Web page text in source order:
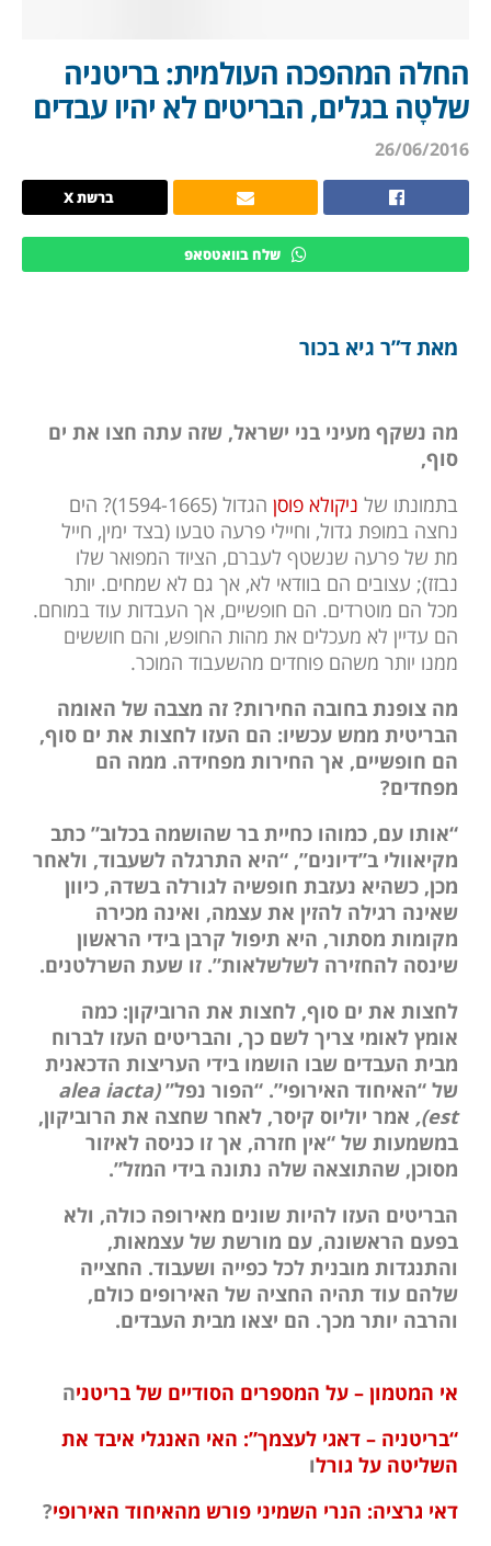
החלה המהפכה העולמית: בריטניה
שלטָה בגלים, הבריטים לא יהיו עבדים
26/06/2016
ברשת X
שלח בוואטסאפ
מאת ד”ר גיא בכור
מה נשקף מעיני בני ישראל, שזה עתה חצו את ים
סוף,
בתמונתו של ניקולא פוסן
הגדול (1594-1665)? הים
נחצה במופת גדול, וחיילי פרעה טבעו (בצד ימין, חייל
מת של פרעה שנשטף לעברם, הציוד המפואר שלו
נבזז); עצובים הם בוודאי לא, אך גם לא שמחים. יותר
מכל הם מוטרדים. הם חופשיים, אך העבדות עוד במוחם.
הם עדיין לא מעכלים את מהות החופש, והם חוששים
ממנו יותר משהם פוחדים מהשעבוד המוכר.
מה צופנת בחובה החירות? זה מצבה של האומה
הבריטית ממש עכשיו: הם העזו לחצות את ים סוף,
הם חופשיים, אך החירות מפחידה. ממה הם
מפחדים?
“אותו עם, כמוהו כחיית בר שהושמה בכלוב” כתב
מקיאוולי ב”דיונים”, “היא התרגלה לשעבוד, ולאחר
מכן, כשהיא נעזבת חופשיה לגורלה בשדה, כיוון
שאינה רגילה להזין את עצמה, ואינה מכירה
מקומות מסתור, היא תיפול קרבן בידי הראשון
שינסה להחזירה לשלשלאות”. זו שעת השרלטנים.
לחצות את ים סוף, לחצות את הרוביקון: כמה
אומץ לאומי צריך לשם כך, והבריטים העזו לברוח
מבית העבדים שבו הושמו בידי העריצות הדכאנית
של “האיחוד האירופי”. “הפור נפל” (alea iacta
est),
אמר יוליוס קיסר, לאחר שחצה את הרוביקון,
במשמעות של “אין חזרה, אך זו כניסה לאיזור
מסוכן, שהתוצאה שלה נתונה בידי המזל”.
הבריטים העזו להיות שונים מאירופה כולה, ולא
בפעם הראשונה, עם מורשת של עצמאות,
והתנגדות מובנית לכל כפייה ושעבוד. החצייה
שלהם עוד תהיה החציה של האירופים כולם,
והרבה יותר מכך. הם יצאו מבית העבדים.
אי המטמון – על המספרים הסודיים של בריטניה
“בריטניה – דאגי לעצמך”: האי האנגלי איבד את
השליטה על גורלו
דאי גרציה: הנרי השמיני פורש מהאיחוד האירופי?